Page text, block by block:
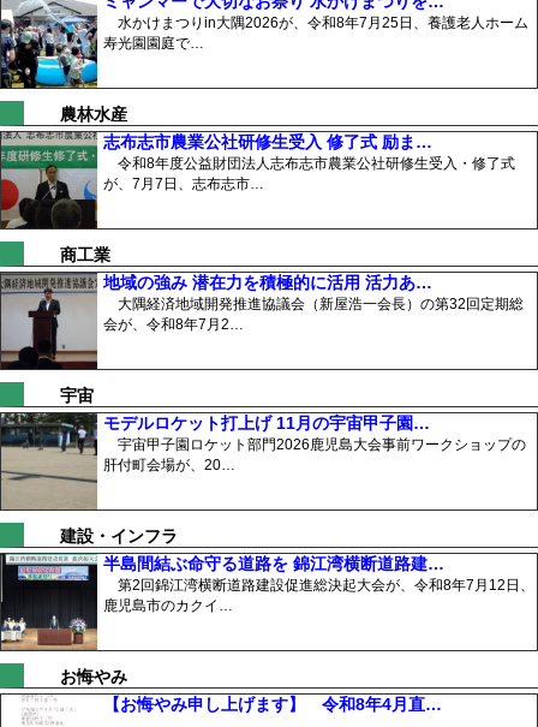
水かけまつりin大隅2026が、令和8年7月25日、養護老人ホーム
寿光園園庭で…
農林水産
志布志市農業公社研修生受入 修了式 励ま…
令和8年度公益財団法人志布志市農業公社研修生受入・修了式
が、7月7日、志布志市…
商工業
地域の強み 潜在力を積極的に活用 活力あ…
大隅経済地域開発推進協議会（新屋浩一会長）の第32回定期総
会が、令和8年7月2…
宇宙
モデルロケット打上げ 11月の宇宙甲子園…
宇宙甲子園ロケット部門2026鹿児島大会事前ワークショップの
肝付町会場が、20…
建設・インフラ
半島間結ぶ命守る道路を 錦江湾横断道路建…
第2回錦江湾横断道路建設促進総決起大会が、令和8年7月12日、
鹿児島市のカクイ…
お悔やみ
【お悔やみ申し上げます】 令和8年4月直…